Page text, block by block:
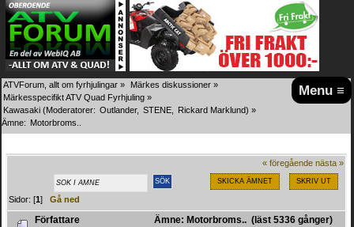
Menu ≡
ATVForum, allt om fyrhjulingar » Märkes diskussioner »
Märkesspecifikt ATV Quad Fyrhjuling »
Kawasaki (Moderatorer: Outlander, STENE Rickard Marklund) »
Ämne: Motorbroms..
« föregående nästa »
SKICKA ÄMNET SKRIV UT
Sidor: [1]Gå ned
Författare Ämne: Motorbroms.. (läst 5336 gånger)